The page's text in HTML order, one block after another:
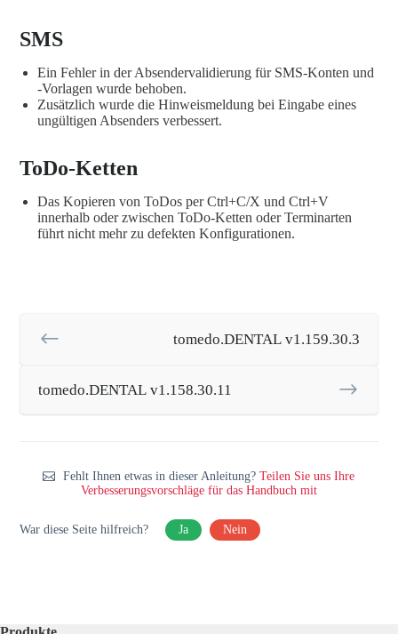
SMS
Ein Fehler in der Absendervalidierung für SMS-Konten und
-Vorlagen wurde behoben.
Zusätzlich wurde die Hinweismeldung bei Eingabe eines
ungültigen Absenders verbessert.
ToDo-Ketten
Das Kopieren von ToDos per Ctrl+C/X und Ctrl+V
innerhalb oder zwischen ToDo-Ketten oder Terminarten
führt nicht mehr zu defekten Konfigurationen.
tomedo.DENTAL v1.159.30.3
tomedo.DENTAL v1.158.30.11
Fehlt Ihnen etwas in dieser Anleitung?Teilen Sie uns Ihre
Verbesserungsvorschläge für das Handbuch mit
War diese Seite hilfreich? Ja Nein